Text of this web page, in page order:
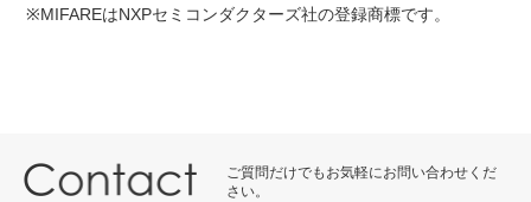
※MIFAREはNXPセミコンダクターズ社の登録商標です。
ご質問だけでもお気軽にお問い合わせくだ
さい。